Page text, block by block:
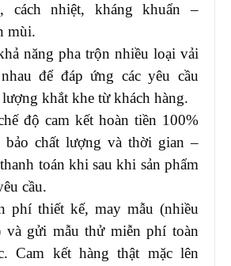
cách nhiệt, kháng khuẩn –
mùi.
năng pha trộn nhiều loại vải
để đáp ứng các yêu cầu
lượng khắt khe từ khách hàng.
độ cam kết hoàn tiền 100%
bảo chất lượng và thời gian –
toán khi sau khi sản phẩm
cầu.
phí thiết kế, may mẫu (nhiều
và gửi mẫu thử miễn phí toàn
Cam kết hàng thật mặc lên